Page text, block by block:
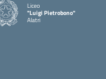
Liceo
"Luigi Pietrobono"
Alatri